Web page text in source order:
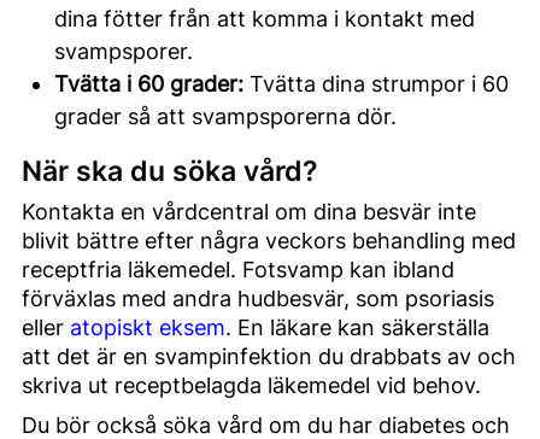
dina fötter från att komma i kontakt med
svampsporer.
Tvätta i 60 grader: Tvätta dina strumpor i 60
grader så att svampsporerna dör.
När ska du söka vård?
Kontakta en vårdcentral om dina besvär inte
blivit bättre efter några veckors behandling med
receptfria läkemedel. Fotsvamp kan ibland
förväxlas med andra hudbesvär, som psoriasis
eller atopiskt eksem. En läkare kan säkerställa
att det är en svampinfektion du drabbats av och
skriva ut receptbelagda läkemedel vid behov.
Du bör också söka vård om du har diabetes och